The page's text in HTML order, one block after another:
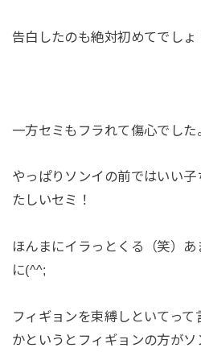
告白したのも絶対初めてでしょ
一方セミもフラれて傷心でした
やっぱりソンイの前ではいい
たしいセミ！
ほんまにイラっとくる（笑）
に(^^;
フィギョンを束縛しといてって
かというとフィギョンの方が